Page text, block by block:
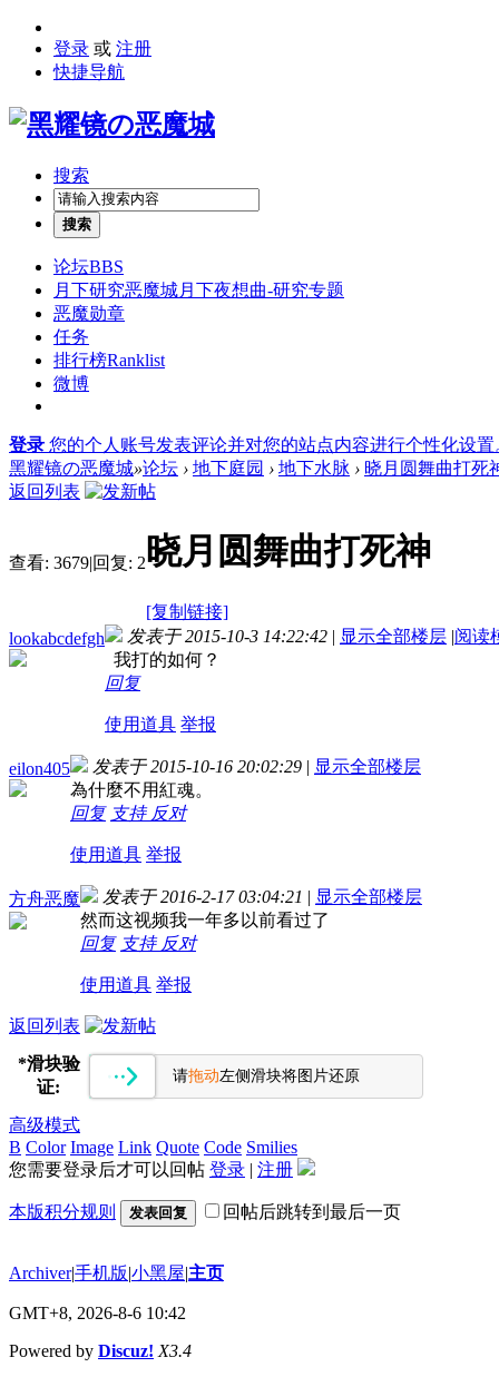
登录 或 注册
快捷导航
搜索
搜索
论坛BBS
月下研究恶魔城月下夜想曲-研究专题
恶魔勋章
任务
排行榜Ranklist
微博
登录 您的个人账号发表评论并对您的站点内容进行个性化设置
黑耀镜の恶魔城»论坛 › 地下庭园 › 地下水脉 › 晓月圆舞曲打死
返回列表
查看: 3679|回复: 2晓月圆舞曲打死神
[复制链接]
lookabcdefgh
发表于 2015-10-3 14:22:42 | 显示全部楼层 |阅读
我打的如何？
回复
使用道具 举报
eilon405 发表于 2015-10-16 20:02:29 | 显示全部楼层
為什麼不用紅魂。
回复 支持 反对
使用道具 举报
方舟恶魔 发表于 2016-2-17 03:04:21 | 显示全部楼层
然而这视频我一年多以前看过了
回复 支持 反对
使用道具 举报
返回列表
*滑块验
证:
请拖动左侧滑块将图片还原
高级模式
B Color Image Link Quote Code Smilies
您需要登录后才可以回帖 登录 | 注册
本版积分规则 发表回复 回帖后跳转到最后一页
Archiver|手机版|小黑屋|主页
GMT+8, 2026-8-6 10:42
Powered by Discuz! X3.4